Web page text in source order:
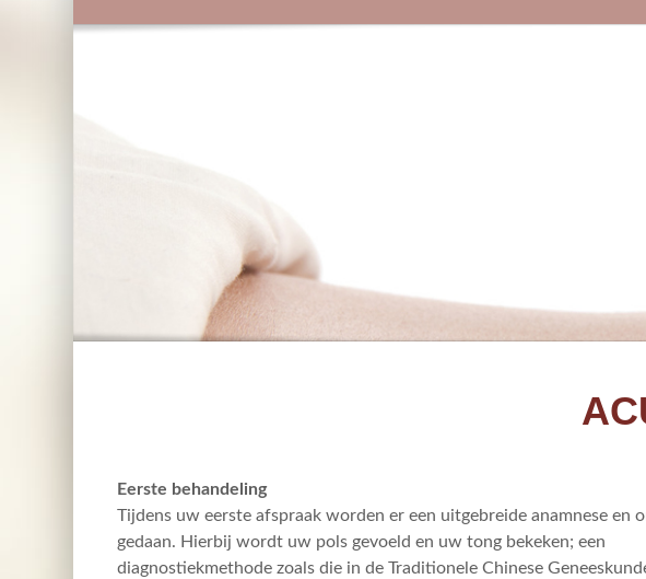
Eerste behandeling
Tijdens uw eerste afspraak worden er een uitgebreide anamnese en
gedaan. Hierbij wordt uw pols gevoeld en uw tong bekeken; een
diagnostiekmethode zoals die in de Traditionele Chinese